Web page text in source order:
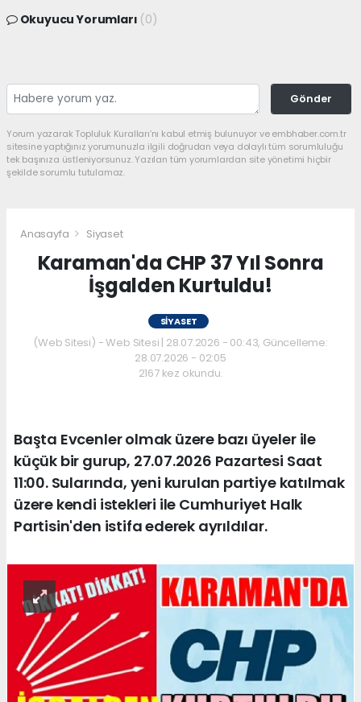
Okuyucu Yorumları (0)
Gönder
Yorum yazarak Topluluk Kuralları’nı kabul etmiş bulunuyor ve embhaber.com.tr
sitesine yaptığınız yorumunuzla ilgili doğrudan veya dolaylı tüm sorumluluğu
tek başınıza üstleniyorsunuz. Yazılan tüm yorumlardan site yönetimi hiçbir
şekilde sorumlu tutulamaz.
Anasayfa Siyaset
Karaman'da CHP 37 Yıl Sonra
İşgalden Kurtuldu!
SIYASET
(Web Sitesi) - Web Sitesi | 28.07.2026 - 00:43, Güncelleme:
28.07.2026 - 02:05
2167 kez okundu.
Başta Evcenler olmak üzere bazı üyeler ile
küçük bir gurup, 27.07.2026 Pazartesi Saat
11:00. Sularında, yeni kurulan partiye katılmak
üzere kendi istekleri ile Cumhuriyet Halk
Partisin'den istifa ederek ayrıldılar.